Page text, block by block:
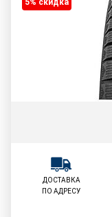
ДОСТАВКА
ПО АДРЕСУ